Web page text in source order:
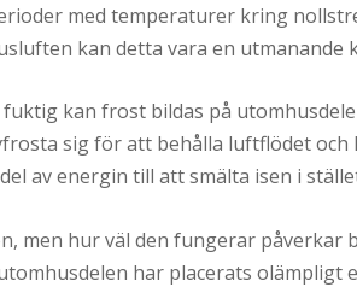
med temperaturer kring
kan detta vara en utmanande
kan frost bildas på
sig för att behålla luftflödet
av energin till att smälta isen i
men hur väl den fungerar påverkar
har placerats olämpligt